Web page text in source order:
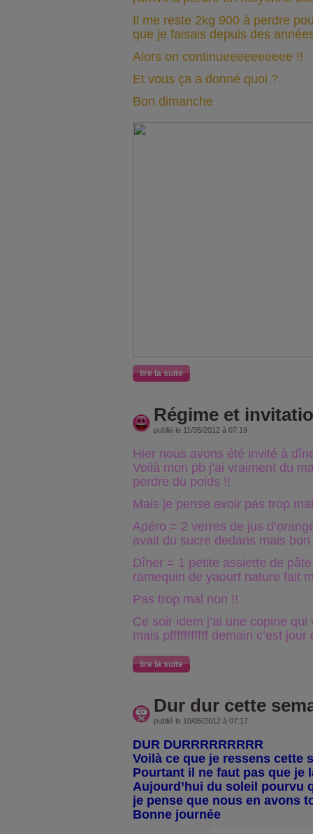
Il me reste 2kg 900 à perdre
que je faisais depuis des
Alors on continueeeeeeeeee !!
Et vous ça a donné quoi ?
Bon dimanche
lire la suite
Régime et
publié le 11/05/2012 à 07:19
Hier nous avons été invité à
Voilà mon pb j’ai vraiment du
perdre du poids !!
Mais je pense avoir pas trop
Apéro = 2 verres de jus
avait du sucre dedans mais bon
Dîner = 1 petite assiette de
ramequin de yaourt nature fait
Pas trop mal non !!
Ce soir idem j’ai une copine qui
mais pfffffffffff demain c’est jour
lire la suite
Dur dur cette
publié le 10/05/2012 à 07:17
DUR DURRRRRRRRR
Voilà ce que je ressens cette
Pourtant il ne faut pas que je
Aujourd’hui du soleil pourvu
je pense que nous en avons
Bonne journée